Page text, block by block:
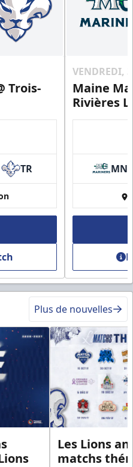
Trois-
TR
VENDREDI,
Maine
Rivières
MNE
Plus de nouvelles
Les Lions
matchs